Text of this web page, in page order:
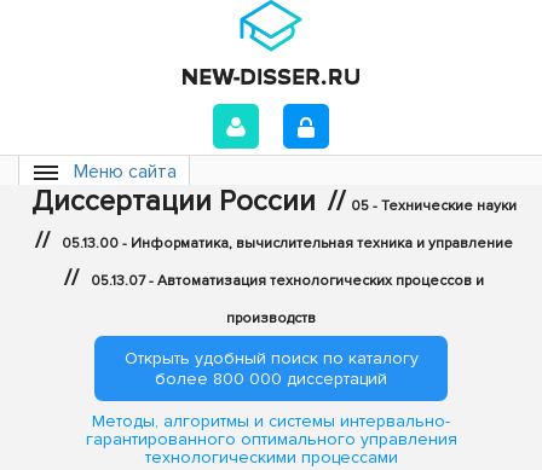
Меню сайта
Диссертации России // 05 - Технические науки
// 05.13.00 - Информатика, вычислительная техника и управление
// 05.13.07 - Автоматизация технологических процессов и
производств
Открыть удобный поиск по каталогу
более 800 000 диссертаций
Методы, алгоритмы и системы интервально-
гарантированного оптимального управления
технологическими процессами